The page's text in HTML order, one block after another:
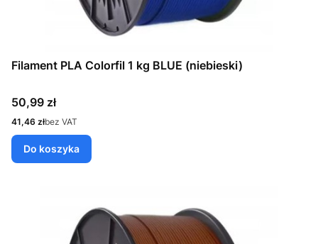
Filament PLA Colorfil 1 kg BLUE (niebieski)
Cena
50,99 zł
Cena
41,46 złbez VAT
Do koszyka